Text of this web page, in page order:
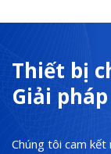
Thiết bị
Giải pháp
Chúng tôi cam